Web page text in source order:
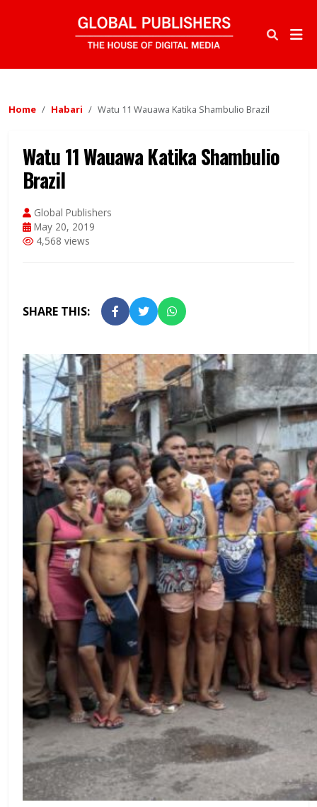
Home Habari Watu 11 Wauawa Katika Shambulio Brazil
Watu 11 Wauawa Katika Shambulio
Brazil
Global Publishers
May 20, 2019
4,568 views
SHARE THIS: